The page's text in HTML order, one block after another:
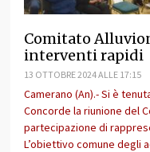
Comitato
interventi rapidi
13 OTTOBRE 2024 ALLE 17:15
Camerano (An).- Si è
Concorde la riunione del
partecipazione di
L’obiettivo comune degli